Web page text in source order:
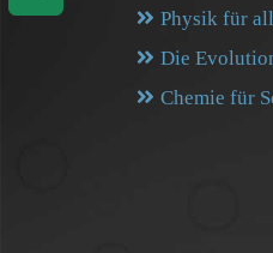
Physik für
Die
Chemie für